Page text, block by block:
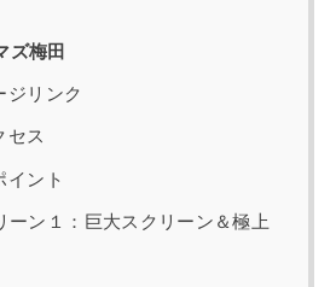
ズ梅田
ジリンク
セス
イント
ーン１：巨大スクリーン＆極上